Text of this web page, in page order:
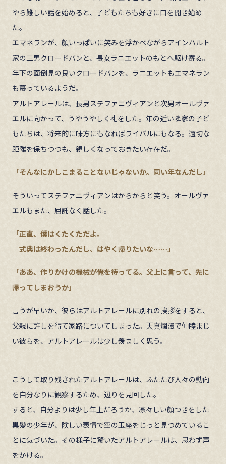
やら難しい話を始めると、子どもたちも好きに口を開き始め
た。
エマネランが、顔いっぱいに笑みを浮かべながらアインハルト
家の三男クロードバンと、長女ラニエットのもとへ駆け寄る。
年下の面倒見の良いクロードバンを、ラニエットもエマネラン
も慕っているようだ。
アルトアレールは、長男ステファニヴィアンと次男オールヴァ
エルに向かって、うやうやしく礼をした。年の近い隣家の子ど
もたちは、将来的に味方にもなればライバルにもなる。適切な
距離を保ちつつも、親しくなっておきたい存在だ。
「そんなにかしこまることないじゃないか。同い年なんだし」
そういってステファニヴィアンはからからと笑う。オールヴァ
エルもまた、屈託なく話した。
「正直、僕はくたくただよ。
式典は終わったんだし、はやく帰りたいな……」
「ああ、作りかけの機械が俺を待ってる。父上に言って、先に
帰ってしまおうか」
言うが早いか、彼らはアルトアレールに別れの挨拶をすると、
父親に許しを得て家路についてしまった。天真爛漫で仲睦まじ
い彼らを、アルトアレールは少し羨ましく思う。
こうして取り残されたアルトアレールは、ふたたび人々の動向
を自分なりに観察するため、辺りを見回した。
すると、自分よりは少し年上だろうか、凛々しい顔つきをした
黒髪の少年が、険しい表情で空の玉座をじっと見つめているこ
とに気づいた。その様子に驚いたアルトアレールは、思わず声
をかける。